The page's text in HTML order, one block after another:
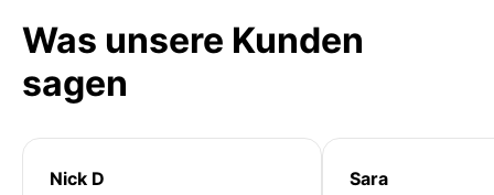
Was unsere Kunden
sagen
Nick D Sara